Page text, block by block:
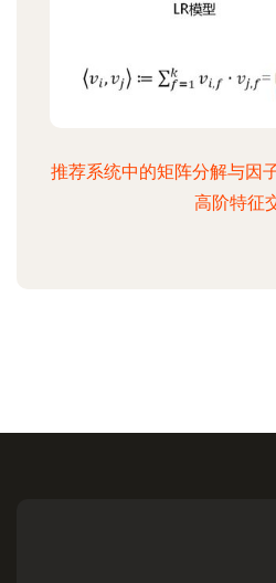
推荐系统中的矩阵分解与因
高阶特征